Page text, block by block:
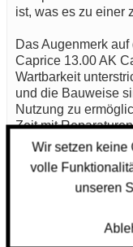
ist, was es zu einer
Das Augenmerk
Caprice 13.00 AK
Wartbarkeit
und die Bauweise
Nutzung zu
Zeit mit
Wasser genießen
Insgesamt bietet
eine ausgewogene
durchdachte Wahl
robustes Fahrzeug
Wir setzen keine
volle
unseren